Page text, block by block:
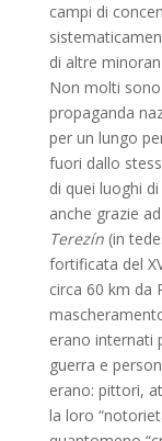
campi di
di altre
Non molti
propaganda
per un lungo
fuori dallo
di quei luoghi
anche grazie
Terezín(in
fortificata del
circa 60 km da
erano internati
guerra e
erano: pittori,
la loro